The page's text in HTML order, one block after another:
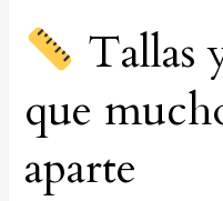
Tallas
que
aparte